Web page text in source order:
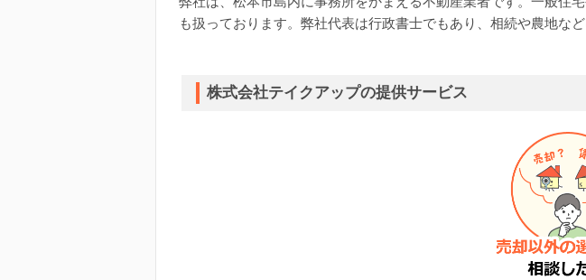
も扱っております。弊社代表は行政書士でもあり、相続や農地な
株式会社テイクアップの提供サービス